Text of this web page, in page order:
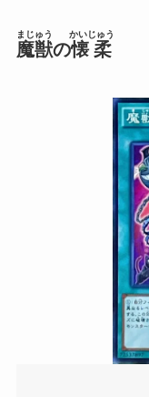
魔獣
まじゅう
の懐柔
かいじゅう